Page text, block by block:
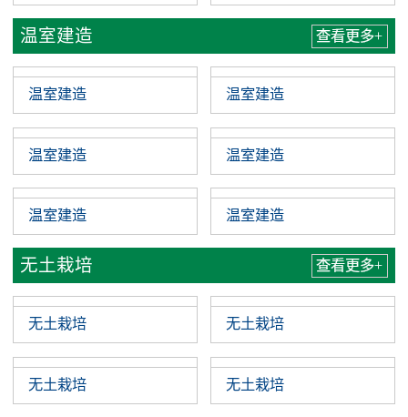
温室建造 查看更多+
温室建造 温室建造
温室建造 温室建造
温室建造 温室建造
无土栽培 查看更多+
无土栽培 无土栽培
无土栽培 无土栽培